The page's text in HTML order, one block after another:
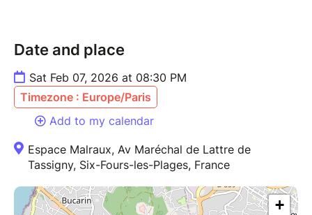
Date and place
Sat Feb 07, 2026 at 08:30 PM
Timezone : Europe/Paris
Add to my calendar
Espace Malraux, Av Maréchal de Lattre de
Tassigny, Six-Fours-les-Plages, France
+